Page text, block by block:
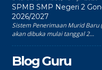
SPMB SMP Negeri 2
2026/2027
Sistem Penerimaan Murid Baru
akan dibuka mulai tanggal 2...
Blog Guru